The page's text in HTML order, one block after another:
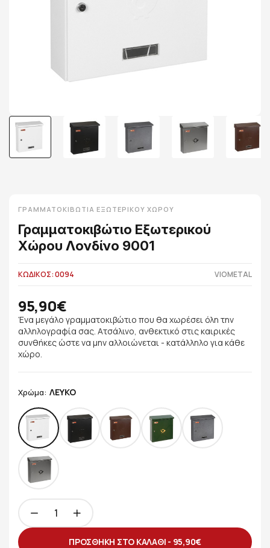
ΓΡΑΜΜΑΤΟΚΙΒΏΤΙΑ ΕΞΩΤΕΡΙΚΟΎ ΧΏΡΟΥ
Γραμματοκιβώτιο Εξωτερικού
Χώρου Λονδίνο 9001
ΚΩΔΙΚΟΣ: 0094 VIOMETAL
95,90€
Ένα μεγάλο γραμματοκιβώτιο που θα χωρέσει όλη την
αλληλογραφία σας. Ατσάλινο, ανθεκτικό στις καιρικές
συνθήκες ώστε να μην αλλοιώνεται - κατάλληλο για κάθε
χώρο.
Χρώμα: ΛΕΥΚΟ
ΠΡΟΣΘΗΚΗ ΣΤΟ ΚΑΛΑΘΙ - 95,90€